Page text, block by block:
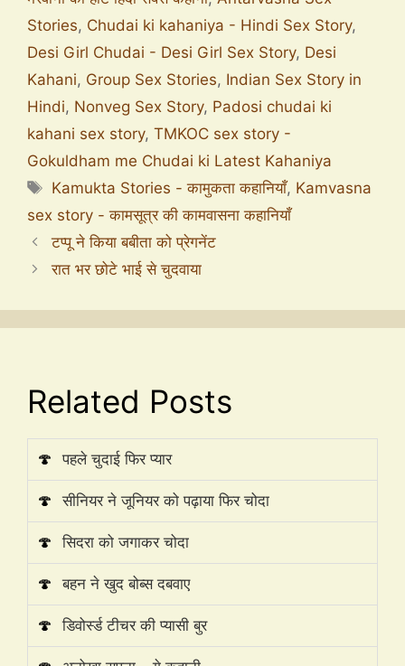
Stories, Chudai ki kahaniya - Hindi Sex Story,
Desi Girl Chudai - Desi Girl Sex Story, Desi
Kahani, Group Sex Stories, Indian Sex Story in
Hindi, Nonveg Sex Story, Padosi chudai ki
kahani sex story, TMKOC sex story -
Gokuldham me Chudai ki Latest Kahaniya
Kamukta Stories - कामुकता कहानियाँ, Kamvasna
sex story - कामसूत्र की कामवासना कहानियाँ
टप्पू ने किया बबीता को प्रेगनेंट
रात भर छोटे भाई से चुदवाया
Related Posts
🍄 पहले चुदाई फिर प्यार
🍄 सीनियर ने जूनियर को पढ़ाया फिर चोदा
🍄 सिदरा को जगाकर चोदा
🍄 बहन ने खुद बोब्स दबवाए
🍄 डिवोर्स्ड टीचर की प्यासी बुर